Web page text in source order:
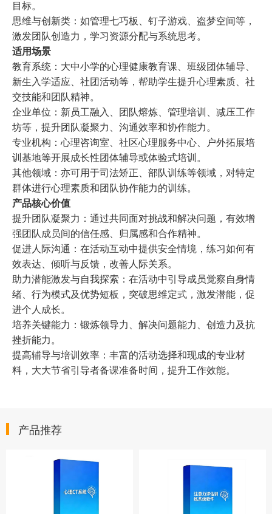
目标。
思维与创新类：如管理七巧板、钉子游戏、盗梦空间等，
激发团队创造力，学习资源分配与系统思考。
适用场景
教育系统：大中小学的心理健康教育课、班级团体辅导、
新生入学适应、社团活动等，帮助学生提升心理素质、社
交技能和团队精神。
企业单位：新员工融入、团队熔炼、管理培训、减压工作
坊等，提升团队凝聚力、沟通效率和协作能力。
专业机构：心理咨询室、社区心理服务中心、户外拓展培
训基地等开展成长性团体辅导或体验式培训。
其他领域：亦可用于司法矫正、部队训练等领域，对特定
群体进行心理素质和团队协作能力的训练。
产品核心价值
提升团队凝聚力：通过共同面对挑战和解决问题，有效增
强团队成员间的信任感、归属感和合作精神。
促进人际沟通：在活动互动中提供安全情境，练习如何有
效表达、倾听与反馈，改善人际关系。
助力潜能激发与自我探索：在活动中引导成员觉察自身情
绪、行为模式及优势短板，突破思维定式，激发潜能，促
进个人成长。
培养关键能力：锻炼领导力、解决问题能力、创造力及抗
挫折能力。
提高辅导与培训效率：丰富的活动选择和现成的专业材
料，大大节省引导者备课准备时间，提升工作效能。
产品推荐